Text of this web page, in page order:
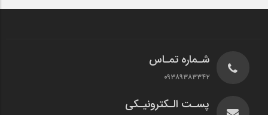
شـماره تمـاس
۰۹۳۸۹۳۸۳۳۴۲
پسـت الـکترونیـکی